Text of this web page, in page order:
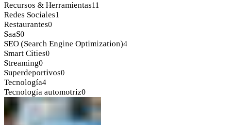
Recursos & Herramientas11
Redes Sociales1
Restaurantes0
SaaS0
SEO (Search Engine Optimization)4
Smart Cities0
Streaming0
Superdeportivos0
Tecnología4
Tecnología automotriz0